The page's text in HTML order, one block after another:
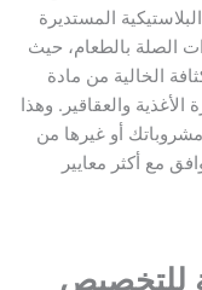
المستديرة
ذات الصلة بالطعام، حيث
الخالية من مادة
الأغذية والعقاقير. وهذا
أو غيرها من
مع أكثر معايير
للتخصيص